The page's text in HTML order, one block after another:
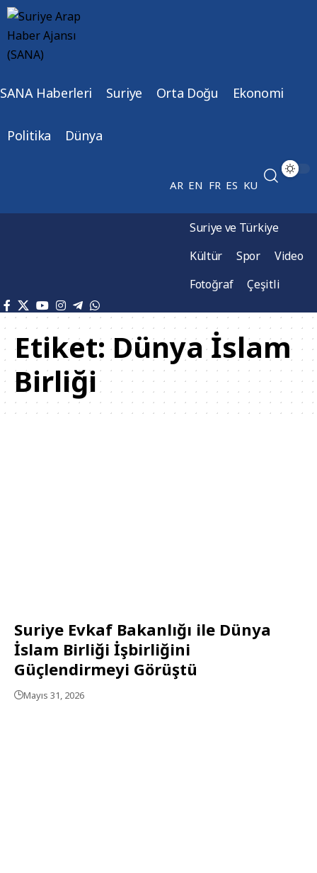
SANA Haberleri Suriye Orta Doğu Ekonomi
Politika Dünya
AR EN FR ES KU
Suriye ve Türkiye
Kültür
Spor
Video
Fotoğraf
Çeşitli
Etiket:Dünya İslam
Birliği
Suriye Evkaf Bakanlığı ile Dünya
İslam Birliği İşbirliğini
Güçlendirmeyi Görüştü
Mayıs 31, 2026